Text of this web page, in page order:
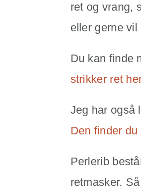
ret og vrang,
eller gerne vil
Du kan finde
strikker ret
Jeg har også
Den finder du
Perlerib
retmasker.